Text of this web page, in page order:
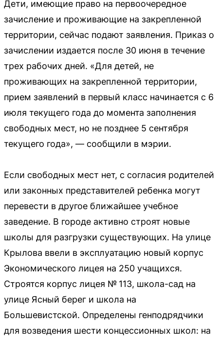
Дети, имеющие право на первоочередное
зачисление и проживающие на закрепленной
территории, сейчас подают заявления. Приказ о
зачислении издается после 30 июня в течение
трех рабочих дней. «Для детей, не
проживающих на закрепленной территории,
прием заявлений в первый класс начинается с 6
июля текущего года до момента заполнения
свободных мест, но не позднее 5 сентября
текущего года», — сообщили в мэрии.
Если свободных мест нет, с согласия родителей
или законных представителей ребенка могут
перевести в другое ближайшее учебное
заведение. В городе активно строят новые
школы для разгрузки существующих. На улице
Крылова ввели в эксплуатацию новый корпус
Экономического лицея на 250 учащихся.
Строятся корпус лицея № 113, школа-сад на
улице Ясный берег и школа на
Большевистской. Определены генподрядчики
для возведения шести концессионных школ: на